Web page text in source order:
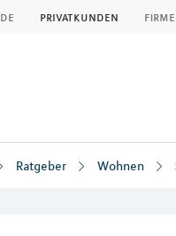
privatkunden
Ratgeber Wohnen